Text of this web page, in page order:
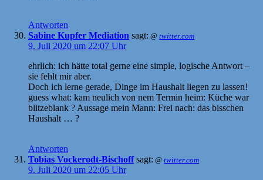
Antworten
Sabine Kupfer Mediation sagt: @ twitter.com
9. Juli 2020 um 22:07 Uhr
ehrlich: ich hätte total gerne eine simple, logische Antwort –
sie fehlt mir aber.
Doch ich lerne gerade, Dinge im Haushalt liegen zu lassen!
guess what: kam neulich von nem Termin heim: Küche war
blitzeblank ? Aussage mein Mann: Frei nach: das bisschen
Haushalt … ?
Antworten
Tobias Vockerodt-Bischoff sagt: @ twitter.com
9. Juli 2020 um 22:05 Uhr